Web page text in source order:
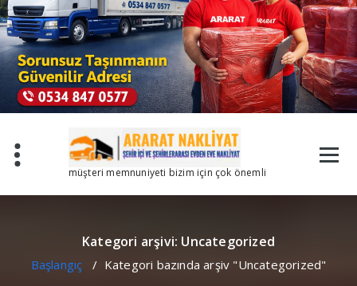
müşteri memnuniyeti bizim için çok önemli
Kategori arşivi: Uncategorized
Başlangıç / Kategori bazında arşiv "Uncategorized"